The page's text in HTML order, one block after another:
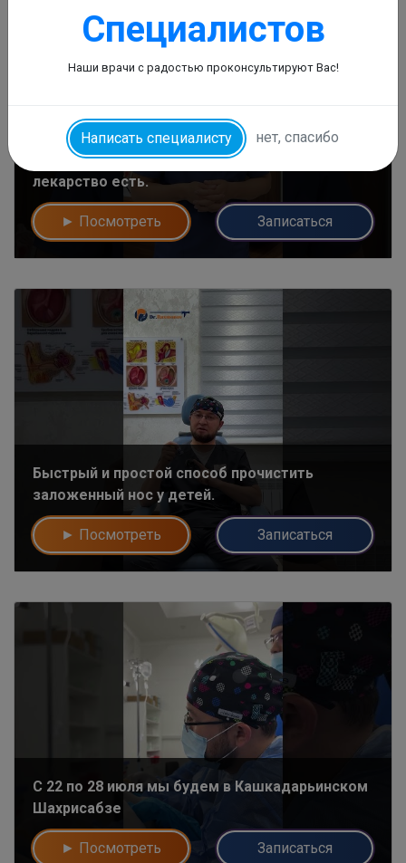
Остановите зависимость от Нафтизина,
лекарство есть.
► Посмотреть Записаться
Быстрый и простой способ прочистить
заложенный нос у детей.
► Посмотреть Записаться
С 22 по 28 июля мы будем в Кашкадарьинском
Шахрисабзе
► Посмотреть Записаться
Специалистов
Наши врачи с радостью проконсультируют Вас!
Написать специалисту нет, спасибо